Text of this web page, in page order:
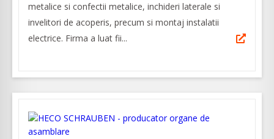
metalice si confectii metalice, inchideri laterale si
invelitori de acoperis, precum si montaj instalatii
electrice. Firma a luat fii...